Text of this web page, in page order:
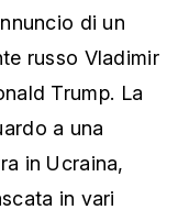
di un
russo Vladimir
Trump. La
a una
in Ucraina,
in vari